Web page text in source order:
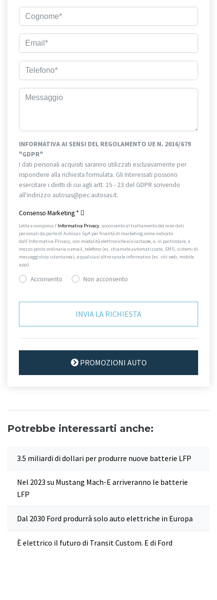
INFORMATIVA AI SENSI DEL REGOLAMENTO UE N. 2016/679
"GDPR"
I dati personali acquisiti saranno utilizzati esclusivamente per
rispondere alla richiesta formulata. Gli Interessati possono
esercitare i diritti di cui agli artt. 15 - 23 del GDPR scrivendo
all'indirizzo autosas@pec.autosas.it.
Consenso Marketing *
Letta e compresa l’Informativa Privacy, acconsento al trattamento dei miei dati
personali da parte di Autosas SpA per finalità di marketing come indicato
dall’Informativa Privacy, con modalità elettroniche e/o cartacee, e, in particolare, a
mezzo posta ordinaria o email, telefono (es. chiamate automatizzate, SMS, sistemi di
messaggistica istantanea), e qualsiasi altro canale informatico (es. siti web, mobile
app).
Acconsento Non acconsento
PROMOZIONI AUTO
Potrebbe interessarti anche:
3.5 miliardi di dollari per produrre nuove batterie LFP
Nel 2023 su Mustang Mach-E arriveranno le batterie
LFP
Dal 2030 Ford produrrà solo auto elettriche in Europa
È elettrico il futuro di Transit Custom. E di Ford